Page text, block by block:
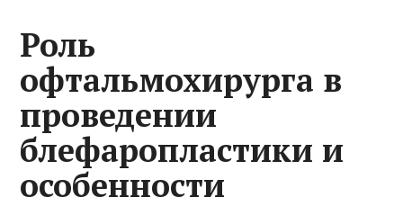
Роль
офтальмохирурга в
проведении
блефаропластики и
особенности